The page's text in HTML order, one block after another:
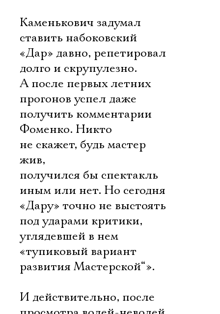
Каменькович задумал
ставить набоковский
«Дар» давно, репетировал
долго и скрупулезно.
А после первых летних
прогонов успел даже
получить комментарии
Фоменко. Никто
не скажет, будь мастер
жив,
получился бы спектакль
иным или нет. Но сегодня
«Дару» точно не выстоять
под ударами критики,
углядевшей в нем
«тупиковый вариант
развития Мастерской“».
И действительно, после